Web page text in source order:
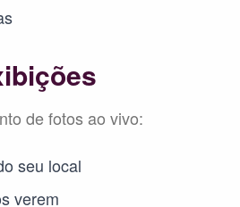
de fotos ao vivo:
seu local
verem